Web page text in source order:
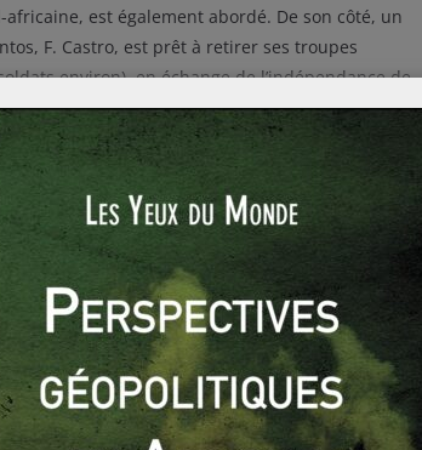
est également abordé. De son côté, un
F. Castro, est prêt à retirer ses troupes
environ), en échange de l’indépendance de
avec la participation active des Etats-Unis. Même
sur le front de Cuito Canavale, l’un des
et l’Afrique du Sud se retrouvèrent en
Général de l’Organisation de l’Union
ce Protocole devint officiel, et plus connu sous
australe. Cuba et l’Afrique du Sud
que l’Afrique du Sud se retirait de Namibie,
puis le Président De Klerk, engagèrent des
C’est ensuite que la fin de l’apartheid fut
Nelson Mandela.